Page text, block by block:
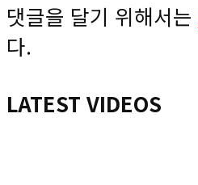
댓글을 달기 위해서는
다.
LATEST VIDEOS